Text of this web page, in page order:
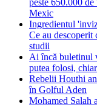
peste 650.000
Mexic
Ingredientul
Ce au descoperit
studii
Ai încă buletinul
putea folosi,
Rebelii Houthi
în Golful Aden
Mohamed Salah